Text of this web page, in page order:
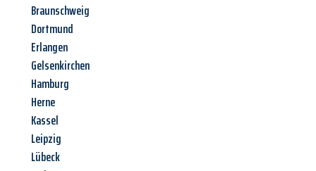
Braunschweig
Dortmund
Erlangen
Gelsenkirchen
Hamburg
Herne
Kassel
Leipzig
Lübeck